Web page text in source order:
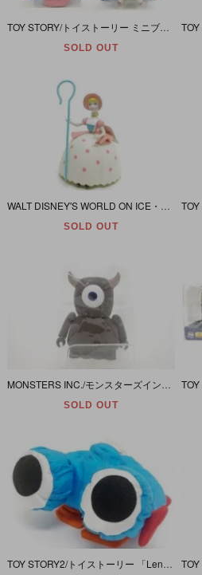
TOY STORY/トイストーリー ミニブリスタートイ 「Bo Peep&SheepSET/ボー・ピープ&シープセット」
SOLD OUT
SOLD OUT
MONSTERS INC./モンスターズインク・KUBRICK/キューブリック 「LITTLE MIKEY/リトルマイキー」
SOLD OUT